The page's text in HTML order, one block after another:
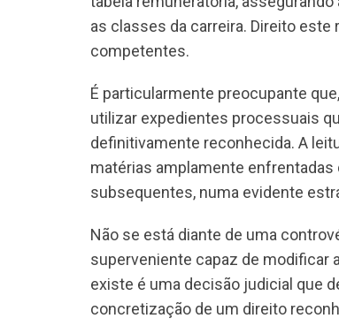
as classes da carreira. Direito
competentes.
É particularmente preocupante
utilizar expedientes processuais
definitivamente reconhecida. A
matérias amplamente
subsequentes, numa evidente
Não se está diante de uma
superveniente capaz de modificar
existe é uma decisão judicial que
concretização de um direito